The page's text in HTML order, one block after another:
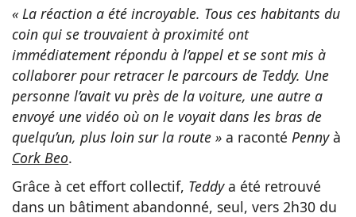
« La réaction a été incroyable. Tous ces habitants du
coin qui se trouvaient à proximité ont
immédiatement répondu à l’appel et se sont mis à
collaborer pour retracer le parcours de Teddy. Une
personne l’avait vu près de la voiture, une autre a
envoyé une vidéo où on le voyait dans les bras de
quelqu’un, plus loin sur la route » a raconté Pennyà
Cork Beo.
Grâce à cet effort collectif, Teddya été retrouvé
dans un bâtiment abandonné, seul, vers 2h30 du